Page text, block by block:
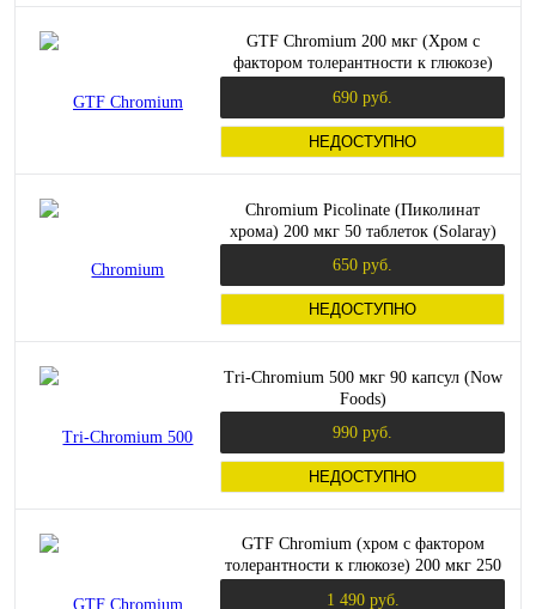
GTF Chromium 200 мкг (Хром с
фактором толерантности к глюкозе)
690 руб.
НЕДОСТУПНО
Chromium Picolinate (Пиколинат
хрома) 200 мкг 50 таблеток (Solaray)
650 руб.
НЕДОСТУПНО
Tri-Chromium 500 мкг 90 капсул (Now
Foods)
990 руб.
НЕДОСТУПНО
GTF Chromium (хром с фактором
толерантности к глюкозе) 200 мкг 250
1 490 руб.